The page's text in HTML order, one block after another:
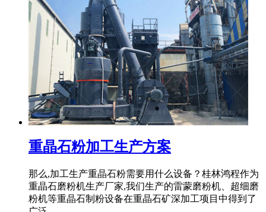
重晶石粉加工生产方案
那么,加工生产重晶石粉需要用什么设备？桂林鸿程作为
重晶石磨粉机生产厂家,我们生产的雷蒙磨粉机、超细磨
粉机等重晶石制粉设备在重晶石矿深加工项目中得到了